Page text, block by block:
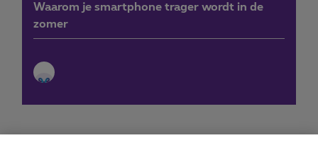
Waarom je smartphone trager wordt in de
zomer